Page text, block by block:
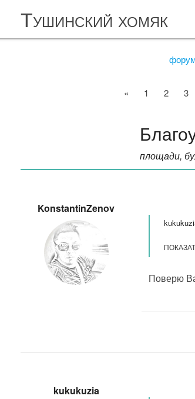
Тушинский хомяк
« 1 2 3
площади,
KonstantinZenov
Поверю
kukukuzia